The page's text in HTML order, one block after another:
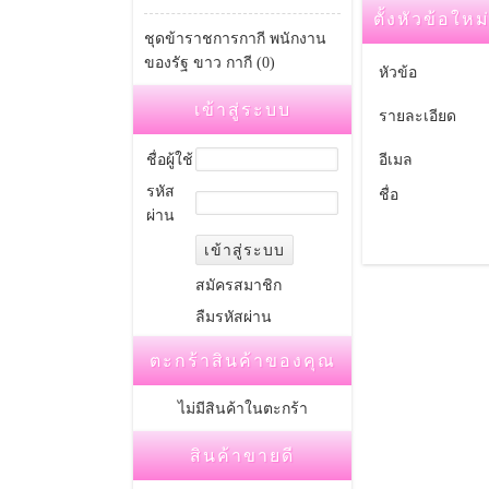
ชุดข้าราชการกากี พนักงาน
ของรัฐ ขาว กากี (0)
เข้าสู่ระบบ
ชื่อผู้ใช้
รหัส
ผ่าน
สมัครสมาชิก
ลืมรหัสผ่าน
ตะกร้าสินค้าของคุณ
ไม่มีสินค้าในตะกร้า
สินค้าขายดี
ตั้งหัวข้อใหม่
หัวข้อ
รายละเอียด
อีเมล
ชื่อ